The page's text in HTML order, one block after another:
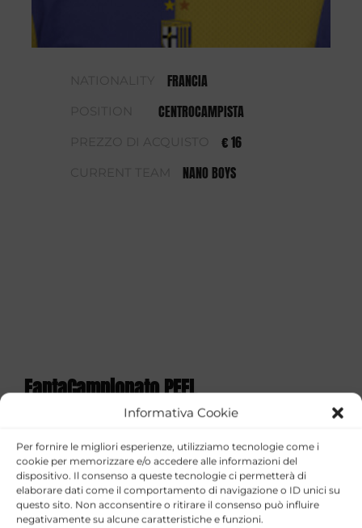
Informativa Cookie
Per fornire le migliori esperienze, utilizziamo tecnologie come i
cookie per memorizzare e/o accedere alle informazioni del
dispositivo. Il consenso a queste tecnologie ci permetterà di
elaborare dati come il comportamento di navigazione o ID unici su
questo sito. Non acconsentire o ritirare il consenso può influire
negativamente su alcune caratteristiche e funzioni.
FRANCIA
CENTROCAMPISTA
€ 16
NANO BOYS
FantaCampionato PEFL
2025/26
NANO
BOYS
2 2 2
FantaCoppa PEFL 2026